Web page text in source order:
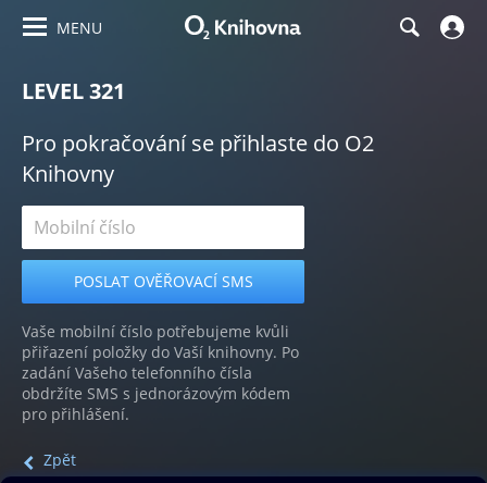
MENU
LEVEL 321
Pro pokračování se přihlaste do O2
Knihovny
Vaše mobilní číslo potřebujeme kvůli
přiřazení položky do Vaší knihovny. Po
zadání Vašeho telefonního čísla
obdržíte SMS s jednorázovým kódem
pro přihlášení.
Zpět